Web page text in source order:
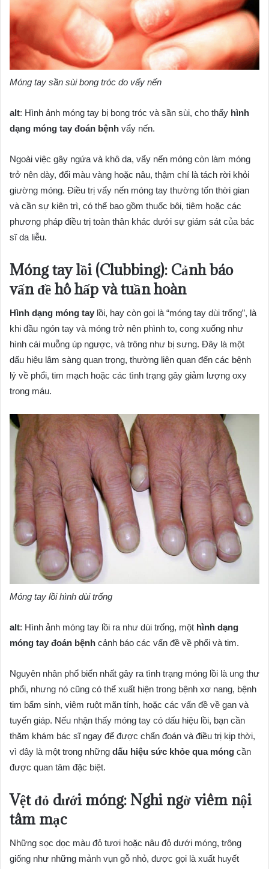
Móng tay sần sùi bong tróc do vẩy nến
alt: Hình ảnh móng tay bị bong tróc và sần sùi, cho thấy hình
dạng móng tay đoán bệnh vẩy nến.
Ngoài việc gây ngứa và khô da, vẩy nến móng còn làm móng
trở nên dày, đổi màu vàng hoặc nâu, thậm chí là tách rời khỏi
giường móng. Điều trị vẩy nến móng tay thường tốn thời gian
và cần sự kiên trì, có thể bao gồm thuốc bôi, tiêm hoặc các
phương pháp điều trị toàn thân khác dưới sự giám sát của bác
sĩ da liễu.
Móng tay lồi (Clubbing): Cảnh báo
vấn đề hô hấp và tuần hoàn
Hình dạng móng tay lồi, hay còn gọi là “móng tay dùi trống”, là
khi đầu ngón tay và móng trở nên phình to, cong xuống như
hình cái muỗng úp ngược, và trông như bị sưng. Đây là một
dấu hiệu lâm sàng quan trọng, thường liên quan đến các bệnh
lý về phổi, tim mạch hoặc các tình trạng gây giảm lượng oxy
trong máu.
Móng tay lồi hình dùi trống
alt: Hình ảnh móng tay lồi ra như dùi trống, một hình dạng
móng tay đoán bệnh cảnh báo các vấn đề về phổi và tim.
Nguyên nhân phổ biến nhất gây ra tình trạng móng lồi là ung thư
phổi, nhưng nó cũng có thể xuất hiện trong bệnh xơ nang, bệnh
tim bẩm sinh, viêm ruột mãn tính, hoặc các vấn đề về gan và
tuyến giáp. Nếu nhận thấy móng tay có dấu hiệu lồi, bạn cần
thăm khám bác sĩ ngay để được chẩn đoán và điều trị kịp thời,
vì đây là một trong những dấu hiệu sức khỏe qua móng cần
được quan tâm đặc biệt.
Vệt đỏ dưới móng: Nghi ngờ viêm nội
tâm mạc
Những sọc dọc màu đỏ tươi hoặc nâu đỏ dưới móng, trông
giống như những mảnh vụn gỗ nhỏ, được gọi là xuất huyết